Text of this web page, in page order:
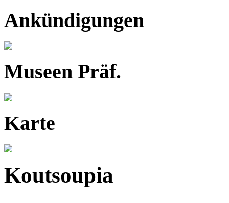
Ankündigungen
Museen Präf.
Karte
Koutsoupia